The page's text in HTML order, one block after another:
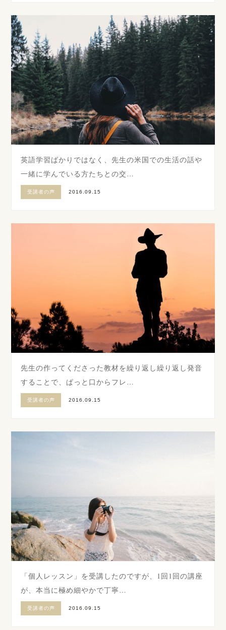
英語学習ばかりではなく、先生の米国での生活の話や
一緒に学んでいる方たちとの交…
受講者の声 2016.09.15
先生の作ってくださった教材を繰り返し繰り返し発音
することで、ぱっと口からフレ…
受講者の声 2016.09.15
「個人レッスン」を受講したのですが、1回1回の講座
が、本当に極め細やかで丁寧…
受講者の声 2016.09.15